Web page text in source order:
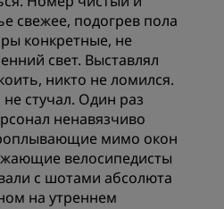
свежее, подогрев пола
конкретные, не
свет. Выставлял
никто не ломился.
стучал. Один раз
ненавязчиво
мимо окон
велосипедисты
с шотами абсолюта
на утреннем